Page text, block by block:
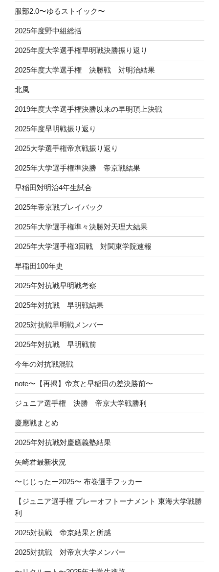
服部2.0〜ゆるストイック〜
2025年度野中組総括
2025年度大学選手権早明戦決勝振り返り
2025年度大学選手権 決勝戦 対明治結果
北風
2019年度大学選手権決勝以来の早明頂上決戦
2025年度早明戦振り返り
2025大学選手権帝京戦振り返り
2025年大学選手権準決勝 帝京戦結果
早稲田対明治4年生試合
2025年帝京戦プレイバック
2025年大学選手権準々決勝対天理大結果
2025年大学選手権3回戦 対関東学院速報
早稲田100年史
2025年対抗戦早明戦考察
2025年対抗戦 早明戦結果
2025対抗戦早明戦メンバー
2025年対抗戦 早明戦前
今年の対抗戦混戦
note〜【再掲】帝京と早稲田の差決勝前〜
ジュニア選手権 決勝 帝京大学戦勝利
慶應戦まとめ
2025年対抗戦対慶應義塾結果
矢崎君最新状況
〜じじったー2025〜 布巻選手フッカー
【ジュニア選手権 プレーオフトーナメント 東海大学戦勝
利
2025対抗戦 帝京結果と所感
2025対抗戦 対帝京大学メンバー